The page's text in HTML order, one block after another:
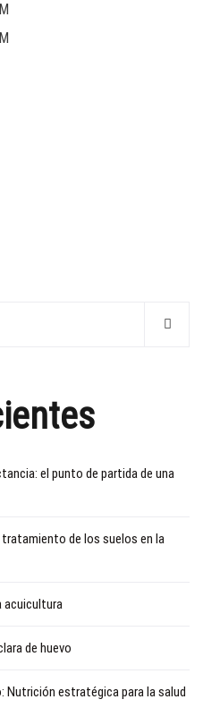
el punto de partida de una
de los suelos en la
acuicultura
de huevo
Nutrición estratégica para la salud